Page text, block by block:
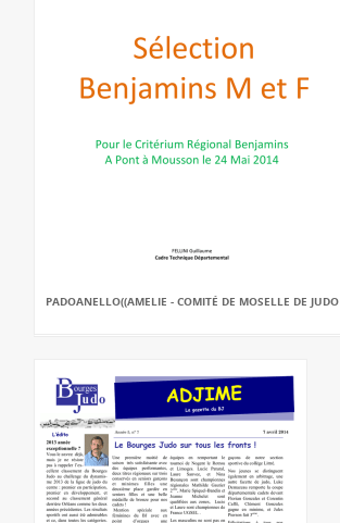
PADOANELLO((AMELIE - COMITÉ DE MOSELLE DE JUDO